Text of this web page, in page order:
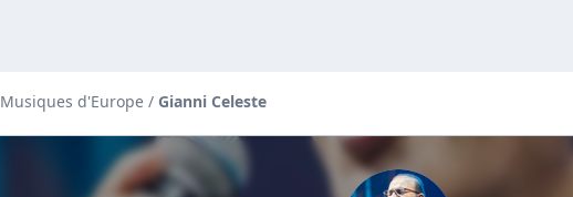
Musiques d'Europe / Gianni Celeste